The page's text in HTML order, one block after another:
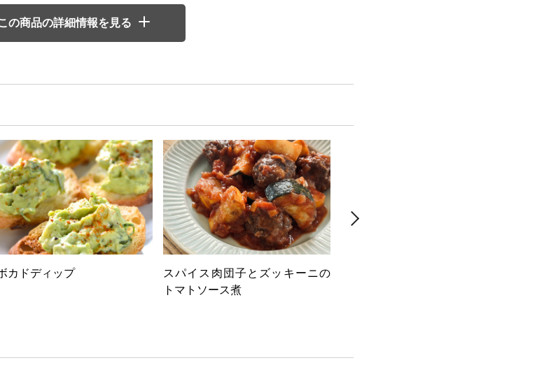
の商品の詳細情報を見る
カドディップ
スパイス肉団子とズッキーニの
トマトソース煮